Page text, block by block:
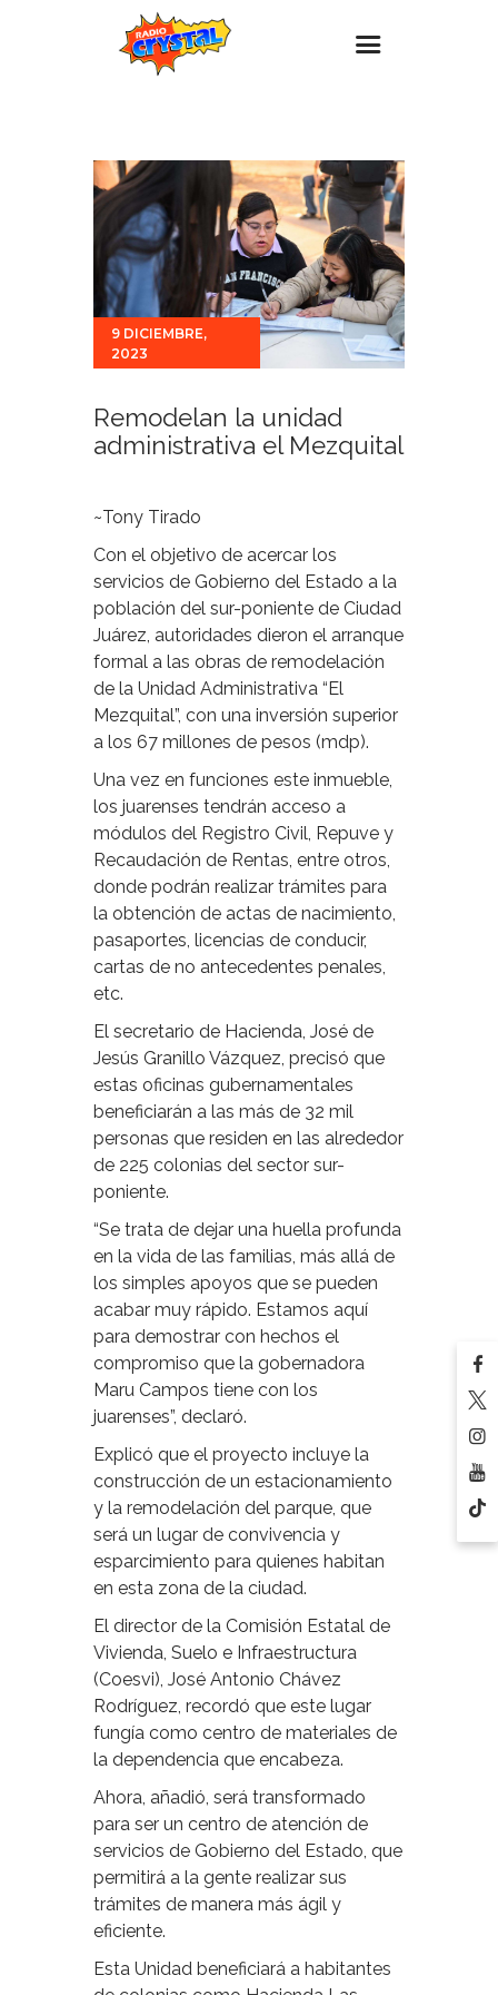
Estaciones
Eventos
Promociones
Noticias
Para ti
Contacto
9 DICIEMBRE,
2023
Remodelan la unidad
administrativa el Mezquital
~Tony Tirado
Con el objetivo de acercar los
servicios de Gobierno del Estado a la
población del sur-poniente de Ciudad
Juárez, autoridades dieron el arranque
formal a las obras de remodelación
de la Unidad Administrativa “El
Mezquital”, con una inversión superior
a los 67 millones de pesos (mdp).
Una vez en funciones este inmueble,
los juarenses tendrán acceso a
módulos del Registro Civil, Repuve y
Recaudación de Rentas, entre otros,
donde podrán realizar trámites para
la obtención de actas de nacimiento,
pasaportes, licencias de conducir,
cartas de no antecedentes penales,
etc.
El secretario de Hacienda, José de
Jesús Granillo Vázquez, precisó que
estas oficinas gubernamentales
beneficiarán a las más de 32 mil
personas que residen en las alrededor
de 225 colonias del sector sur-
poniente.
“Se trata de dejar una huella profunda
en la vida de las familias, más allá de
los simples apoyos que se pueden
acabar muy rápido. Estamos aquí
para demostrar con hechos el
compromiso que la gobernadora
Maru Campos tiene con los
juarenses”, declaró.
Explicó que el proyecto incluye la
construcción de un estacionamiento
y la remodelación del parque, que
será un lugar de convivencia y
esparcimiento para quienes habitan
en esta zona de la ciudad.
El director de la Comisión Estatal de
Vivienda, Suelo e Infraestructura
(Coesvi), José Antonio Chávez
Rodríguez, recordó que este lugar
fungía como centro de materiales de
la dependencia que encabeza.
Ahora, añadió, será transformado
para ser un centro de atención de
servicios de Gobierno del Estado, que
permitirá a la gente realizar sus
trámites de manera más ágil y
eficiente.
Esta Unidad beneficiará a habitantes